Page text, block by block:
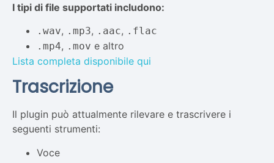
I tipi di file supportati includono:
.wav, .mp3, .aac, .flac
.mp4, .mov e altro
Lista completa disponibile qui
Trascrizione
Il plugin può attualmente rilevare e trascrivere i
seguenti strumenti:
Voce